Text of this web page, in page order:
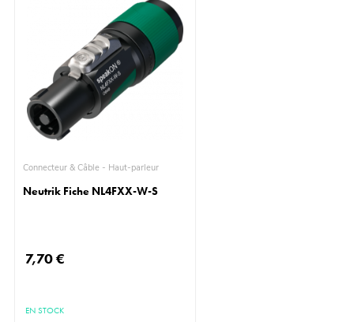
Connecteur & Câble - Haut-parleur
Neutrik Fiche NL4FXX-W-S
7,70 €
EN STOCK